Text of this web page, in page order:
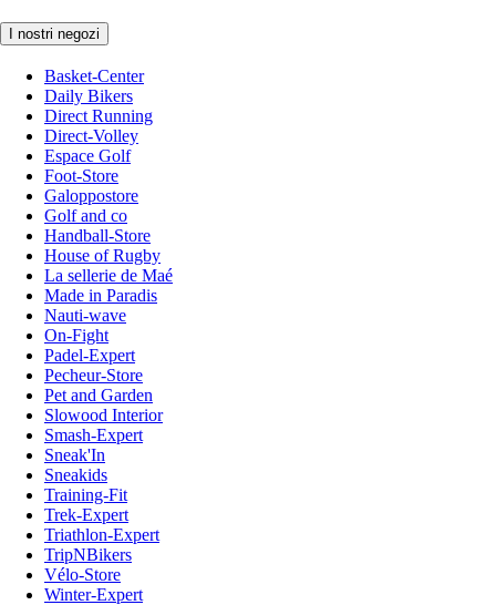
I nostri negozi
Basket-Center
Daily Bikers
Direct Running
Direct-Volley
Espace Golf
Foot-Store
Galoppostore
Golf and co
Handball-Store
House of Rugby
La sellerie de Maé
Made in Paradis
Nauti-wave
On-Fight
Padel-Expert
Pecheur-Store
Pet and Garden
Slowood Interior
Smash-Expert
Sneak'In
Sneakids
Training-Fit
Trek-Expert
Triathlon-Expert
TripNBikers
Vélo-Store
Winter-Expert